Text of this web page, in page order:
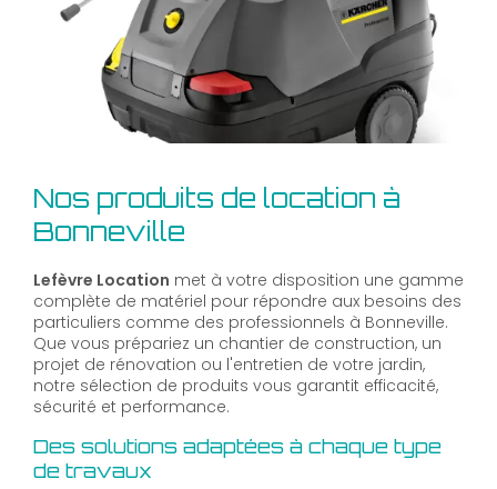
Nos produits de location à
Bonneville
Lefèvre Location met à votre disposition une gamme
complète de matériel pour répondre aux besoins des
particuliers comme des professionnels à Bonneville.
Que vous prépariez un chantier de construction, un
projet de rénovation ou l'entretien de votre jardin,
notre sélection de produits vous garantit efficacité,
sécurité et performance.
Des solutions adaptées à chaque type
de travaux